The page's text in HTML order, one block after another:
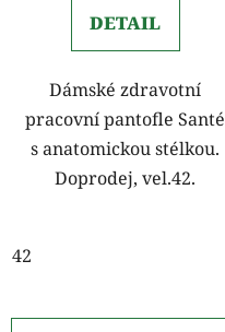
DETAIL
Dámské zdravotní
pracovní pantofle Santé
s anatomickou stélkou.
Doprodej, vel.42.
42